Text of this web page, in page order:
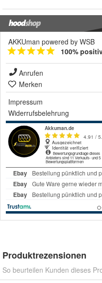
AKKUman powered by WSB
100%
Anrufen
Merken
Impressum
Widerrufsbelehrung
Produktrezensionen
So beurteilen Kunden dieses